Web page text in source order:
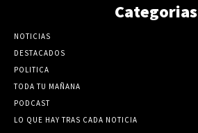
Categorias
NOTICIAS
DESTACADOS
POLITICA
TODA TU MAÑANA
PODCAST
LO QUE HAY TRAS CADA NOTICIA